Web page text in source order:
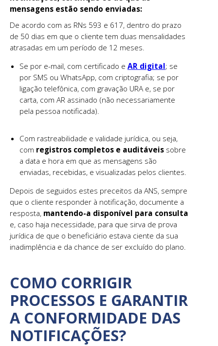
mensagens estão sendo enviadas:
De acordo com as RNs 593 e 617, dentro do prazo
de 50 dias em que o cliente tem duas mensalidades
atrasadas em um período de 12 meses.
Se por e-mail, com certificado e AR digital; se
por SMS ou WhatsApp, com criptografia; se por
ligação telefônica, com gravação URA e, se por
carta, com AR assinado (não necessariamente
pela pessoa notificada).
Com rastreabilidade e validade jurídica, ou seja,
com registros completos e auditáveis sobre
a data e hora em que as mensagens são
enviadas, recebidas, e visualizadas pelos clientes.
Depois de seguidos estes preceitos da ANS, sempre
que o cliente responder à notificação, documente a
resposta, mantendo-a disponível para consulta
e, caso haja necessidade, para que sirva de prova
jurídica de que o beneficiário estava ciente da sua
inadimplência e da chance de ser excluído do plano.
COMO CORRIGIR
PROCESSOS E GARANTIR
A CONFORMIDADE DAS
NOTIFICAÇÕES?